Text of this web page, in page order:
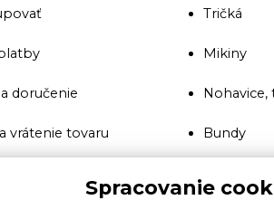
doručenie
vrátenie tovaru
Tričká
Mikiny
Nohavice,
Bundy
Spracovanie